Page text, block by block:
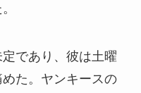
であり、彼は土曜
た。ヤンキースの